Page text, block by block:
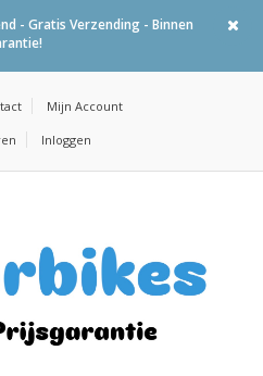
- Gratis Verzending - Binnen
Mijn Account
Inloggen